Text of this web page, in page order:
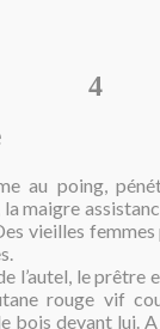
4
au poing,
maigre
vieilles
l’autel, le prêtre
rouge vif
devant lui. A